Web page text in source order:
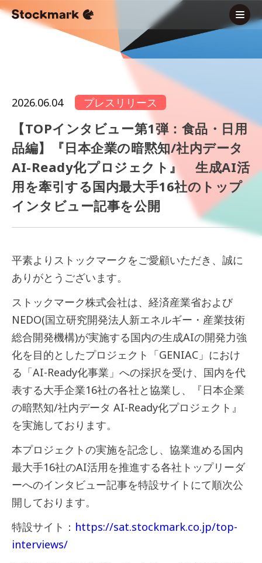
2026.06.04 プレスリリース
【TOPインタビュー第1弾：食品・日用
品編】『日本企業の暗黙知/社内データ
AI-Ready化プロジェクト』 生成AI活
用を牽引する国内最大手16社のトップ
インタビュー記事を公開
平素よりストックマークをご愛顧いただき、誠に
ありがとうございます。
ストックマーク株式会社は、経済産業省および
NEDO(国立研究開発法人新エネルギー・産業技術
総合開発機構)が実施する国内の生成AIの開発力強
化を目的としたプロジェクト「GENIAC」におけ
る「AI-Ready化事業」への採択を受け、国内を代
表する大手企業16社の各社と協業し、『日本企業
の暗黙知/社内データ AI-Ready化プロジェクト』
を実施しております。
本プロジェクトの実施を記念し、協業進める国内
最大手16社のAI活用を推進する各社トップリーダ
ーへのインタビュー記事を特設サイトにて順次公
開しております。
特設サイト： https://sat.stockmark.co.jp/top-
interviews/